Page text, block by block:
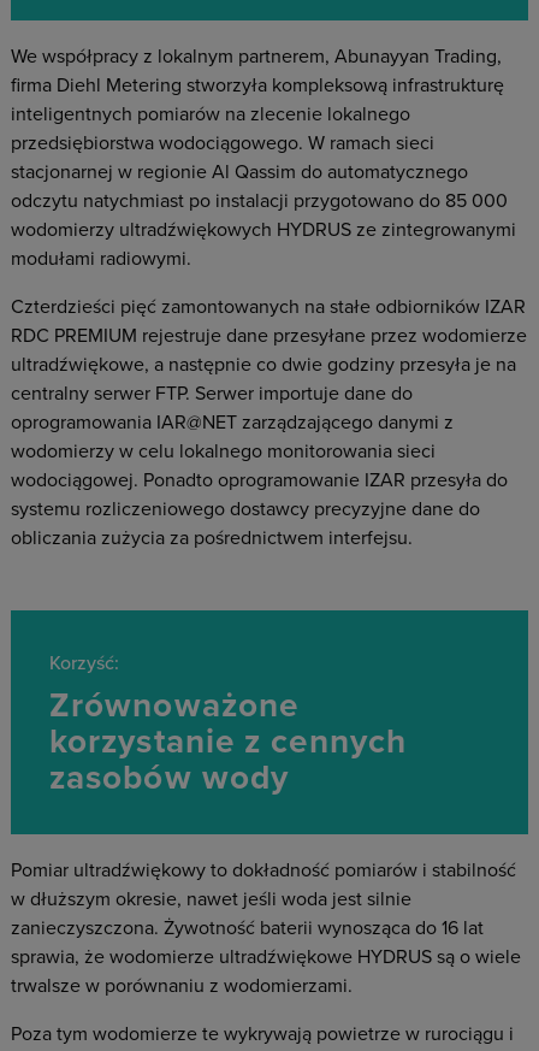
We współpracy z lokalnym partnerem, Abunayyan Trading,
firma Diehl Metering stworzyła kompleksową infrastrukturę
inteligentnych pomiarów na zlecenie lokalnego
przedsiębiorstwa wodociągowego. W ramach sieci
stacjonarnej w regionie Al Qassim do automatycznego
odczytu natychmiast po instalacji przygotowano do 85 000
wodomierzy ultradźwiękowych HYDRUS ze zintegrowanymi
modułami radiowymi.
Czterdzieści pięć zamontowanych na stałe odbiorników IZAR
RDC PREMIUM rejestruje dane przesyłane przez wodomierze
ultradźwiękowe, a następnie co dwie godziny przesyła je na
centralny serwer FTP. Serwer importuje dane do
oprogramowania IAR@NET zarządzającego danymi z
wodomierzy w celu lokalnego monitorowania sieci
wodociągowej. Ponadto oprogramowanie IZAR przesyła do
systemu rozliczeniowego dostawcy precyzyjne dane do
obliczania zużycia za pośrednictwem interfejsu.
Korzyść:
Zrównoważone
korzystanie z cennych
zasobów wody
Pomiar ultradźwiękowy to dokładność pomiarów i stabilność
w dłuższym okresie, nawet jeśli woda jest silnie
zanieczyszczona. Żywotność baterii wynosząca do 16 lat
sprawia, że wodomierze ultradźwiękowe HYDRUS są o wiele
trwalsze w porównaniu z wodomierzami.
Poza tym wodomierze te wykrywają powietrze w rurociągu i